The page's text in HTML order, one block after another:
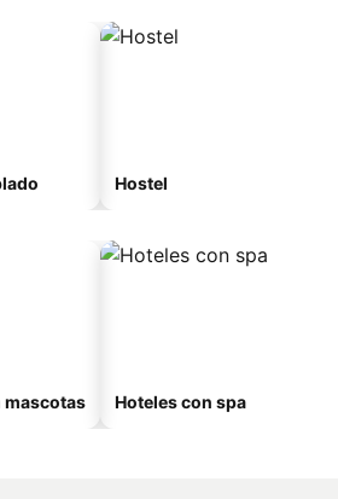
Hostel
mascotas Hoteles con spa